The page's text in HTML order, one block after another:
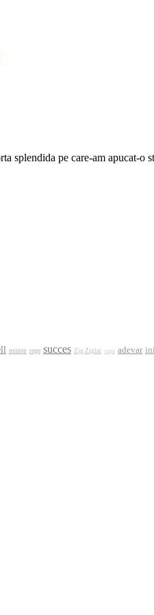
splendida pe care-am apucat-
minte rege succes Zig Ziglar copii adevar